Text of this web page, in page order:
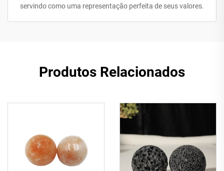
servindo como uma representação perfeita de seus valores.
Produtos Relacionados